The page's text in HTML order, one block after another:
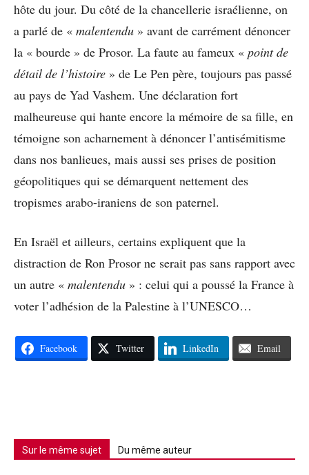
hôte du jour. Du côté de la chancellerie israélienne, on
a parlé de « malentendu » avant de carrément dénoncer
la « bourde » de Prosor. La faute au fameux « point de
détail de l’histoire » de Le Pen père, toujours pas passé
au pays de Yad Vashem. Une déclaration fort
malheureuse qui hante encore la mémoire de sa fille, en
témoigne son acharnement à dénoncer l’antisémitisme
dans nos banlieues, mais aussi ses prises de position
géopolitiques qui se démarquent nettement des
tropismes arabo-iraniens de son paternel.
En Israël et ailleurs, certains expliquent que la
distraction de Ron Prosor ne serait pas sans rapport avec
un autre « malentendu » : celui qui a poussé la France à
voter l’adhésion de la Palestine à l’UNESCO…
Facebook Twitter LinkedIn Email
Sur le même sujet Du même auteur